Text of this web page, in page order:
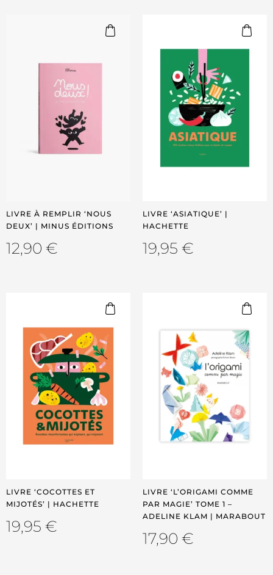
LIVRE À REMPLIR ‘NOUS
DEUX’ | MINUS ÉDITIONS
12,90 €
LIVRE ‘ASIATIQUE’ |
HACHETTE
19,95 €
LIVRE ‘COCOTTES ET
MIJOTÉS’ | HACHETTE
19,95 €
LIVRE ‘L’ORIGAMI COMME
PAR MAGIE’ TOME 1 –
ADELINE KLAM | MARABOUT
17,90 €